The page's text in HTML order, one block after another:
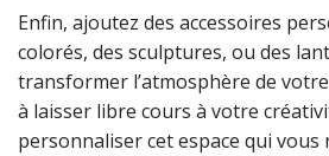
Enfin, ajoutez des accessoires
colorés, des sculptures, ou des
transformer l’atmosphère de
à laisser libre cours à votre
personnaliser cet espace qui vous